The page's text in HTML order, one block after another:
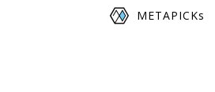
METAPICKs